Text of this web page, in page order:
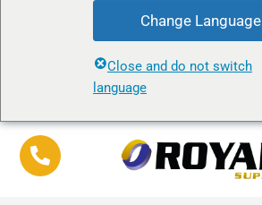
Change Language
Close and do not switch
language